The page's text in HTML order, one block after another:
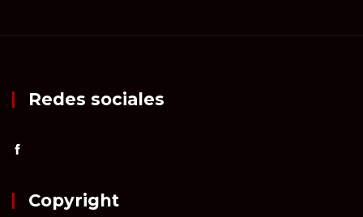
Redes sociales
Copyright